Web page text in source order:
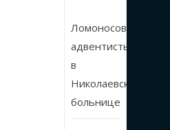
Ломоносовские
адвентисты
в
Николаевской
больнице